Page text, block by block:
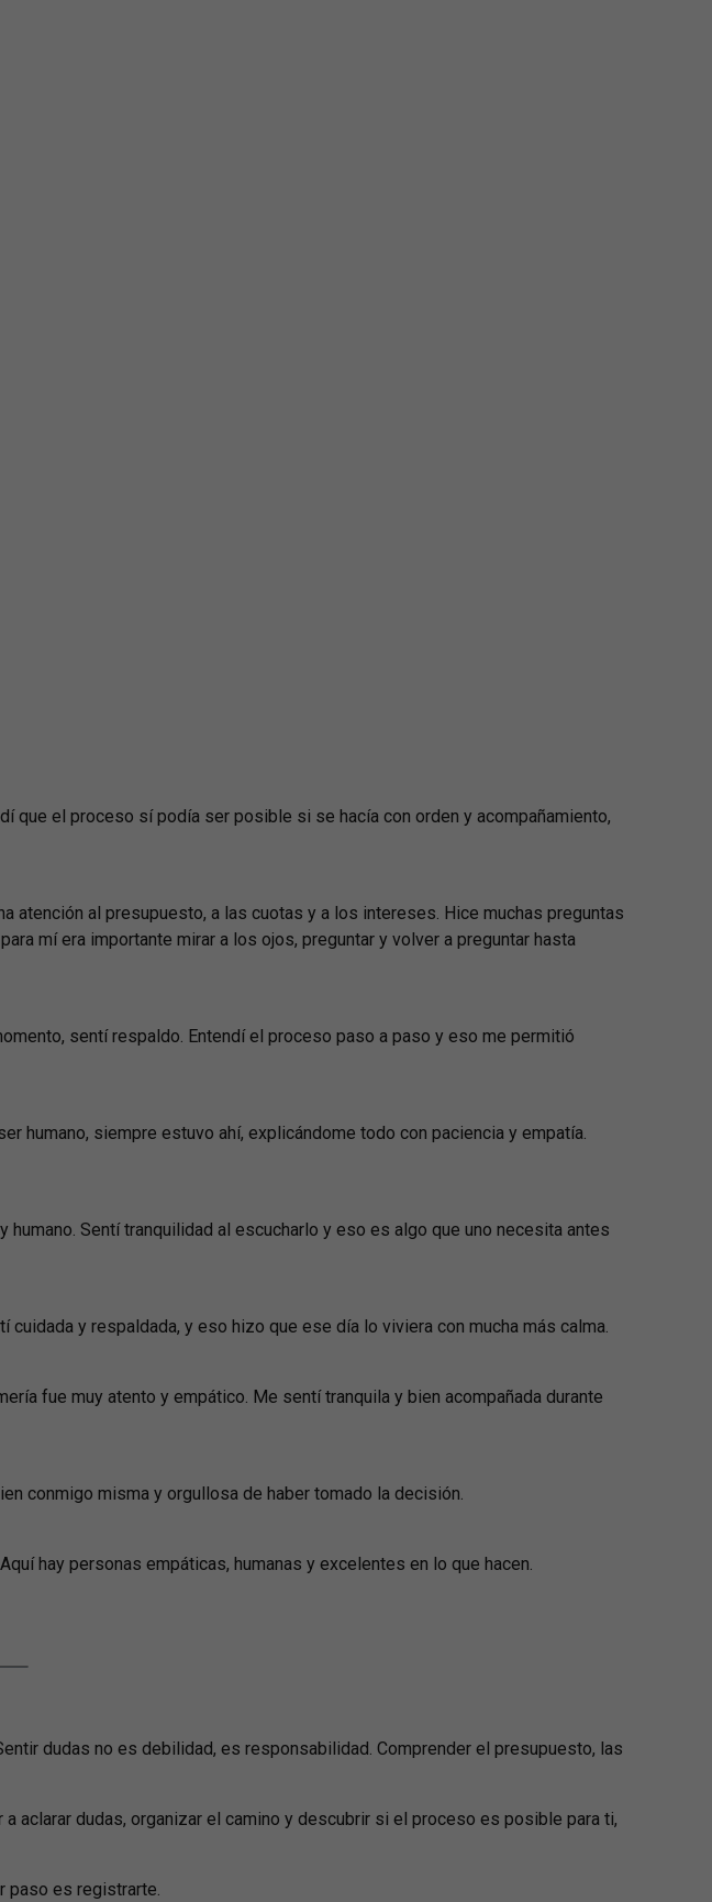
que el proceso sí podía ser posible si se hacía con orden y acompañamiento,
atención al presupuesto, a las cuotas y a los intereses. Hice muchas preguntas
mí era importante mirar a los ojos, preguntar y volver a preguntar hasta
sentí respaldo. Entendí el proceso paso a paso y eso me permitió
humano, siempre estuvo ahí, explicándome todo con paciencia y empatía.
Sentí tranquilidad al escucharlo y eso es algo que uno necesita antes
y respaldada, y eso hizo que ese día lo viviera con mucha más calma.
fue muy atento y empático. Me sentí tranquila y bien acompañada durante
conmigo misma y orgullosa de haber tomado la decisión.
hay personas empáticas, humanas y excelentes en lo que hacen.
dudas no es debilidad, es responsabilidad. Comprender el presupuesto, las
aclarar dudas, organizar el camino y descubrir si el proceso es posible para ti,
paso es registrarte.